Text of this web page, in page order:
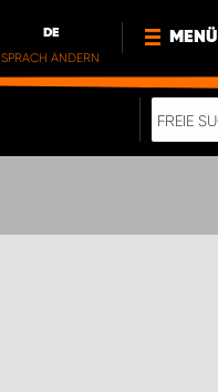
DE
SPRACH ÄNDERN
MENÜ
NEWS